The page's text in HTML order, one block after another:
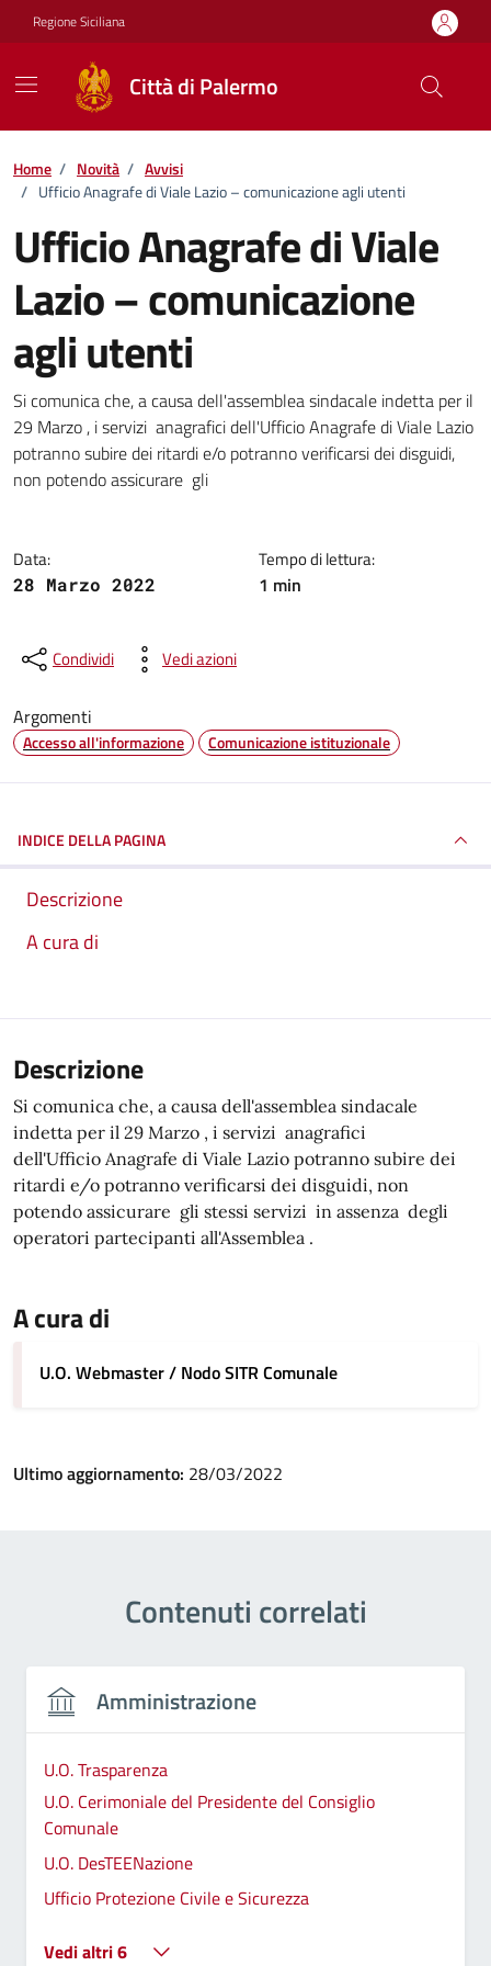
Vai ai contenuti
Vai al footer
Regione Siciliana
Città di Palermo
Home / Novità / Avvisi
/ Ufficio Anagrafe di Viale Lazio – comunicazione agli utenti
Ufficio Anagrafe di Viale
Lazio – comunicazione
agli utenti
Dettagli della notizia
Si comunica che, a causa dell'assemblea sindacale indetta per il
29 Marzo , i servizi anagrafici dell'Ufficio Anagrafe di Viale Lazio
potranno subire dei ritardi e/o potranno verificarsi dei disguidi,
non potendo assicurare gli
Data:
28 Marzo 2022
Tempo di lettura:
1 min
Condividi Vedi azioni
Argomenti
Accesso all'informazione Comunicazione istituzionale
INDICE DELLA PAGINA
Descrizione
A cura di
Descrizione
Si comunica che, a causa dell'assemblea sindacale
indetta per il 29 Marzo , i servizi anagrafici
dell'Ufficio Anagrafe di Viale Lazio potranno subire dei
ritardi e/o potranno verificarsi dei disguidi, non
potendo assicurare gli stessi servizi in assenza degli
operatori partecipanti all'Assemblea .
A cura di
U.O. Webmaster / Nodo SITR Comunale
Ultimo aggiornamento: 28/03/2022
Contenuti correlati
Amministrazione
U.O. Trasparenza
U.O. Cerimoniale del Presidente del Consiglio
Comunale
U.O. DesTEENazione
Ufficio Protezione Civile e Sicurezza
Vedi altri 6